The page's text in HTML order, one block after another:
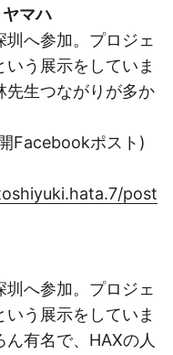
マハ
圳へ参加。プロジェ
う展示をしていま
先生つながりが多か
Facebookポスト)
post
圳へ参加。プロジェ
う展示をしていま
ん有名で、HAXの人